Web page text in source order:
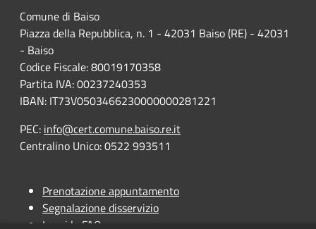
Comune di Baiso
Piazza della Repubblica, n. 1 - 42031 Baiso (RE) - 42031
- Baiso
Codice Fiscale: 80019170358
Partita IVA: 00237240353
IBAN: IT73V0503466230000000281221
PEC: info@cert.comune.baiso.re.it
Centralino Unico: 0522 993511
Prenotazione appuntamento
Segnalazione disservizio
Leggi le FAQ